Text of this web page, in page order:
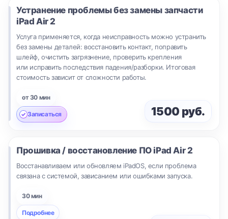
Устранение проблемы без замены запчасти
iPad Air 2
Услуга применяется, когда неисправность можно устранить
без замены деталей: восстановить контакт, поправить
шлейф, очистить загрязнение, проверить крепления
или исправить последствия падения/разборки. Итоговая
стоимость зависит от сложности работы.
от 30 мин
Записаться 1500 руб.
Прошивка / восстановление ПО iPad Air 2
Восстанавливаем или обновляем iPadOS, если проблема
связана с системой, зависанием или ошибками запуска.
30 мин
Подробнее